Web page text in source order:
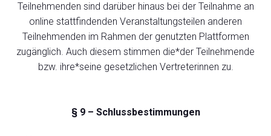
Teilnehmenden sind darüber hinaus bei der Teilnahme an
online stattfindenden Veranstaltungsteilen anderen
Teilnehmenden im Rahmen der genutzten Plattformen
zugänglich. Auch diesem stimmen die*der Teilnehmende
bzw. ihre*seine gesetzlichen Vertreterinnen zu.
§ 9 – Schlussbestimmungen